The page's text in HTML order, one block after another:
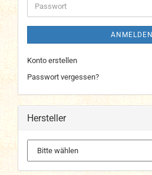
Passwort
ANMELDEN
Konto erstellen
Passwort vergessen?
Hersteller